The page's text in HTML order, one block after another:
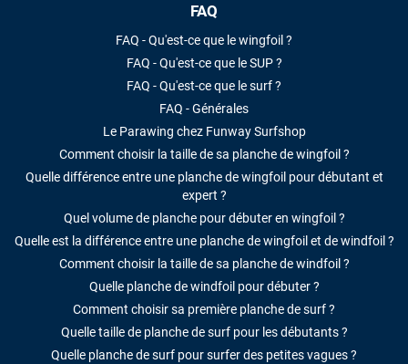
FAQ
FAQ - Qu'est-ce que le wingfoil ?
FAQ - Qu'est-ce que le SUP ?
FAQ - Qu'est-ce que le surf ?
FAQ - Générales
Le Parawing chez Funway Surfshop
Comment choisir la taille de sa planche de wingfoil ?
Quelle différence entre une planche de wingfoil pour débutant et
expert ?
Quel volume de planche pour débuter en wingfoil ?
Quelle est la différence entre une planche de wingfoil et de windfoil ?
Comment choisir la taille de sa planche de windfoil ?
Quelle planche de windfoil pour débuter ?
Comment choisir sa première planche de surf ?
Quelle taille de planche de surf pour les débutants ?
Quelle planche de surf pour surfer des petites vagues ?